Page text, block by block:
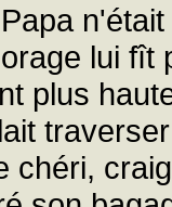
lui
plus
chéri,